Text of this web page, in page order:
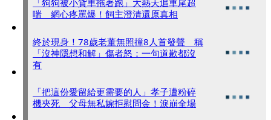
「狗狗被小貨車拖著跑」大熱天追車尾超
喘 網心疼罵爆！飼主澄清還原真相
終於現身！78歲老董無照撞8人首發聲 稱
「沒神隱想和解」傷者怒：一句道歉都沒
有
「把這份愛留給更需要的人」孝子遭粉碎
機夾死 父母無私婉拒慰問金！淚崩全場